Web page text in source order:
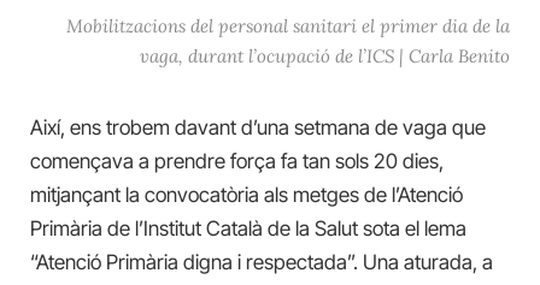
Mobilitzacions del personal sanitari el primer dia de la
vaga, durant l’ocupació de l’ICS | Carla Benito
Així, ens trobem davant d’una setmana de vaga que
començava a prendre força fa tan sols 20 dies,
mitjançant la convocatòria als metges de l’Atenció
Primària de l’Institut Català de la Salut sota el lema
“Atenció Primària digna i respectada”. Una aturada, a